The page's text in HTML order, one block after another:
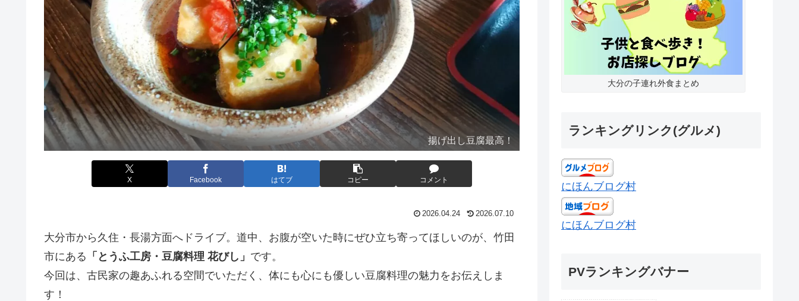
揚げ出し豆腐最高！
X Facebook はてブ コピー コメント
2026.04.24 2026.07.10
大分市から久住・長湯方面へドライブ。道中、お腹が空いた時にぜひ立ち寄ってほしいのが、竹田
市にある 「とうふ工房・豆腐料理 花びし」 です。
今回は、古民家の趣あふれる空間でいただく、体にも心にも優しい豆腐料理の魅力をお伝えしま
す！
大分の子連れ外食まとめ
ランキングリンク(グルメ)
にほんブログ村
にほんブログ村
PVランキングバナー